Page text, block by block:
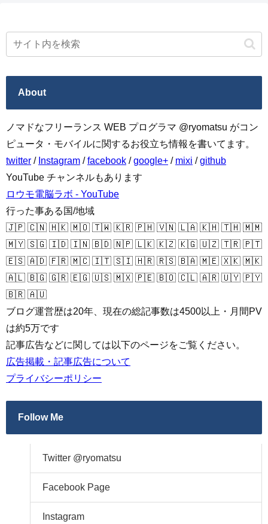
About
ノマドなフリーランス WEB プログラマ @ryomatsu がコン
ピュータ・モバイルに関するお役立ち情報を書いてます。
twitter / Instagram /facebook /google+ / mixi /github
YouTube チャンネルもあります
ロウモ電脳ラボ - YouTube
行った事ある国/地域
🇯🇵 🇨🇳 🇭🇰 🇲🇴 🇹🇼 🇰🇷 🇵🇭 🇻🇳 🇱🇦 🇰🇭 🇹🇭 🇲🇲
🇲🇾 🇸🇬 🇮🇩 🇮🇳 🇧🇩 🇳🇵 🇱🇰 🇰🇿 🇰🇬 🇺🇿 🇹🇷 🇵🇹
🇪🇸 🇦🇩 🇫🇷 🇲🇨 🇮🇹 🇸🇮 🇭🇷 🇷🇸 🇧🇦 🇲🇪 🇽🇰 🇲🇰
🇦🇱 🇧🇬 🇬🇷 🇪🇬 🇺🇸 🇲🇽 🇵🇪 🇧🇴 🇨🇱 🇦🇷 🇺🇾 🇵🇾
🇧🇷 🇦🇺
ブログ運営歴は20年、現在の総記事数は4500以上・月間PV
は約5万です
記事広告などに関しては以下のページをご覧ください。
広告掲載・記事広告について
プライバシーポリシー
Follow Me
Twitter @ryomatsu
Facebook Page
Instagram